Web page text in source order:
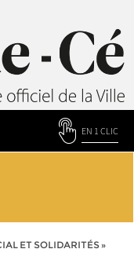
EN 1 CLIC
ET SOLIDARITÉS»